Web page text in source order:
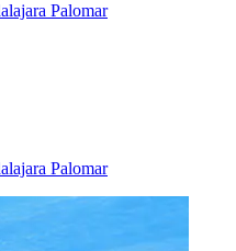
Palomar
Palomar